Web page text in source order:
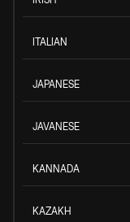
ITALIAN
JAPANESE
JAVANESE
KANNADA
KAZAKH